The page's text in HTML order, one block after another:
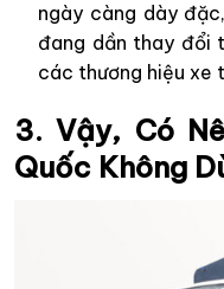
ngày càng dày
đang dần thay đổi
các thương hiệu xe
3. Vậy, Có
Quốc Không